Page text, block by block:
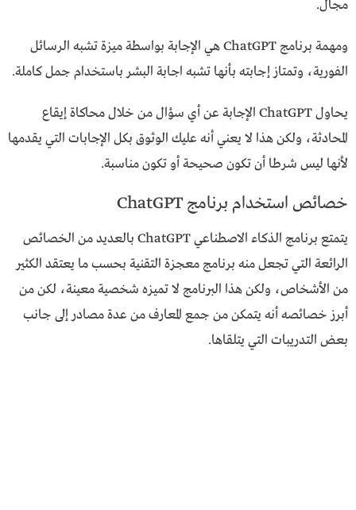
مجال.
ومهمة برنامج ChatGPT هي الإجابة بواسطة ميزة تشبه الرسائل
الفورية، وتمتاز إجابته بأنها تشبه اجابة البشر باستخدام جمل كاملة.
يحاول ChatGPT الإجابة عن أي سؤال من خلال محاكاة إيقاع
المحادثة، ولكن هذا لا يعني أنه عليك الوثوق بكل الإجابات التي يقدمها
لأنها ليس شرطا أن تكون صحيحة أو تكون مناسبة.
خصائص استخدام برنامج ChatGPT
يتمتع برنامج الذكاء الاصطناعي ChatGPT بالعديد من الخصائص
الرائعة التي تجعل منه برنامج معجزة التقنية بحسب ما يعتقد الكثير
من الأشخاص، ولكن هذا البرنامج لا تميزه شخصية معينة، لكن من
أبرز خصائصه أنه يتمكن من جمع المعارف من عدة مصادر إلى جانب
بعض التدريبات التي يتلقاها.